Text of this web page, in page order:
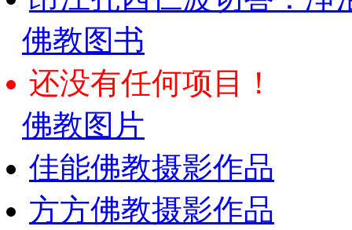
佛教图书
还没有任何项目！
佛教图片
佳能佛教摄影作品
方方佛教摄影作品